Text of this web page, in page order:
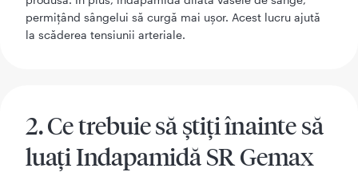
permițând sângelui să curgă mai ușor. Acest lucru ajută
la scăderea tensiunii arteriale.
2. Ce trebuie să ştiţi înainte să
luaţi Indapamidă SR Gemax